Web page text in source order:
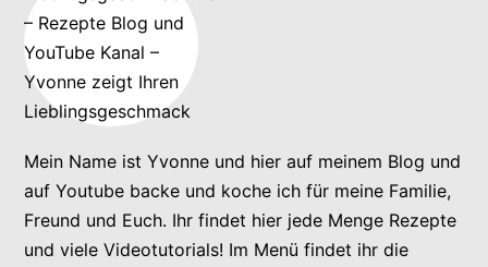
Mein Name ist Yvonne und hier auf meinem Blog und
auf Youtube backe und koche ich für meine Familie,
Freund und Euch. Ihr findet hier jede Menge Rezepte
und viele Videotutorials! Im Menü findet ihr die